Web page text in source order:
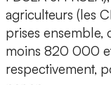
agriculteurs (les
prises ensemble,
moins 820 000
respectivement,